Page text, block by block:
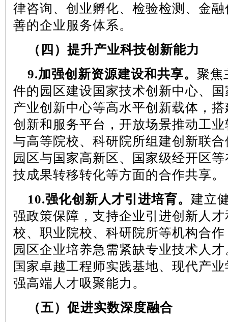
律咨询、创业孵化、检验检测、金
善的企业服务体系。
（四）提升产业科技创新能力
9.加强创新资源建设和共享。 聚焦
件的园区建设国家技术创新中心、
产业创新中心等高水平创新载体，
创新和服务平台，开放场景推动工
与高等院校、科研院所组建创新联
园区与国家高新区、国家级经开区
技成果转移转化等方面的合作共享。
10.强化创新人才引进培育。 建立
强政策保障，支持企业引进创新人
校、职业院校、科研院所等机构合
园区企业培养急需紧缺专业技术人
国家卓越工程师实践基地、现代产
强高端人才吸聚能力。
（五）促进实数深度融合